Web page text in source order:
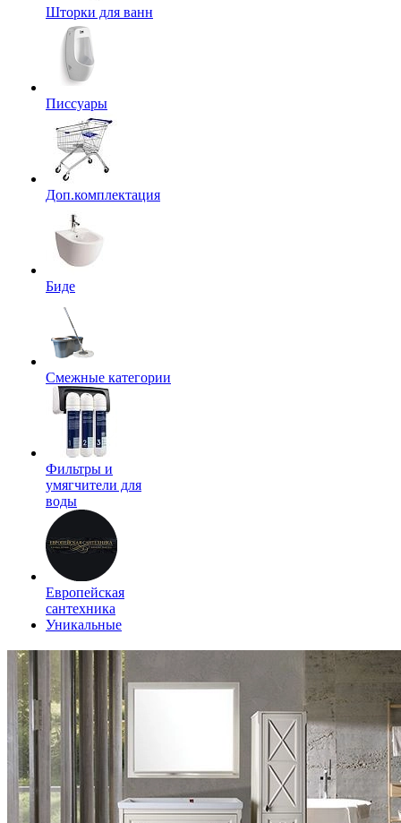
Шторки для ванн
Писсуары
Доп.комплектация
Биде
Смежные категории
Фильтры и
умягчители для
воды
Европейская
сантехника
Уникальные